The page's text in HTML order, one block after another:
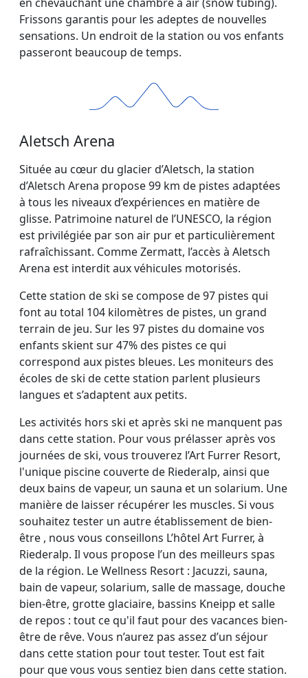
Frissons garantis pour les adeptes de nouvelles
sensations. Un endroit de la station ou vos enfants
passeront beaucoup de temps.
Aletsch Arena
Située au cœur du glacier d’Aletsch, la station
d’Aletsch Arena propose 99 km de pistes adaptées
à tous les niveaux d’expériences en matière de
glisse. Patrimoine naturel de l’UNESCO, la région
est privilégiée par son air pur et particulièrement
rafraîchissant. Comme Zermatt, l’accès à Aletsch
Arena est interdit aux véhicules motorisés.
Cette station de ski se compose de 97 pistes qui
font au total 104 kilomètres de pistes, un grand
terrain de jeu. Sur les 97 pistes du domaine vos
enfants skient sur 47% des pistes ce qui
correspond aux pistes bleues. Les moniteurs des
écoles de ski de cette station parlent plusieurs
langues et s’adaptent aux petits.
Les activités hors ski et après ski ne manquent pas
dans cette station. Pour vous prélasser après vos
journées de ski, vous trouverez l’Art Furrer Resort,
l'unique piscine couverte de Riederalp, ainsi que
deux bains de vapeur, un sauna et un solarium. Une
manière de laisser récupérer les muscles. Si vous
souhaitez tester un autre établissement de bien-
être , nous vous conseillons L’hôtel Art Furrer, à
Riederalp. Il vous propose l’un des meilleurs spas
de la région. Le Wellness Resort : Jacuzzi, sauna,
bain de vapeur, solarium, salle de massage, douche
bien-être, grotte glaciaire, bassins Kneipp et salle
de repos : tout ce qu'il faut pour des vacances bien-
être de rêve. Vous n’aurez pas assez d’un séjour
dans cette station pour tout tester. Tout est fait
pour que vous vous sentiez bien dans cette station.